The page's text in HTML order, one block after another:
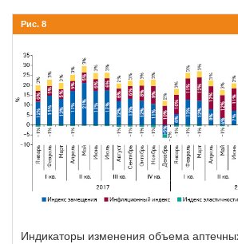
Рис. 8
Индикаторы изменения объема